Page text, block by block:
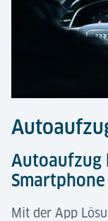
Autoaufzug
Mit der App